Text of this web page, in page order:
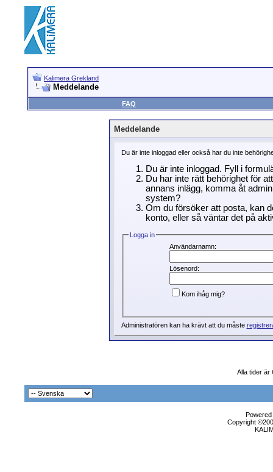
Kalimera Grekland
Meddelande
FAQ
Meddelande
Du är inte inloggad eller också har du inte
Du är inte inloggad. Fyll i
Du har inte rätt behörighet för
annans inlägg, komma åt
system?
Om du försöker att posta, kan
konto, eller så väntar det på
Logga in
Användarnamn:
Lösenord:
Kom ihåg mig?
Administratören kan ha krävt att du måste
Alla tider är
Copyright